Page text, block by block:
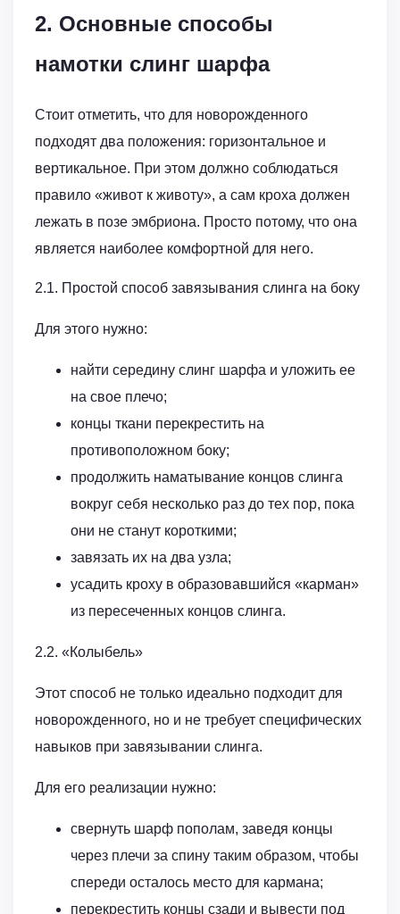
2. Основные способы
намотки слинг шарфа
Стоит отметить, что для новорожденного
подходят два положения: горизонтальное и
вертикальное. При этом должно соблюдаться
правило «живот к животу», а сам кроха должен
лежать в позе эмбриона. Просто потому, что она
является наиболее комфортной для него.
2.1. Простой способ завязывания слинга на боку
Для этого нужно:
найти середину слинг шарфа и уложить ее
на свое плечо;
концы ткани перекрестить на
противоположном боку;
продолжить наматывание концов слинга
вокруг себя несколько раз до тех пор, пока
они не станут короткими;
завязать их на два узла;
усадить кроху в образовавшийся «карман»
из пересеченных концов слинга.
2.2. «Колыбель»
Этот способ не только идеально подходит для
новорожденного, но и не требует специфических
навыков при завязывании слинга.
Для его реализации нужно:
свернуть шарф пополам, заведя концы
через плечи за спину таким образом, чтобы
спереди осталось место для кармана;
перекрестить концы сзади и вывести под